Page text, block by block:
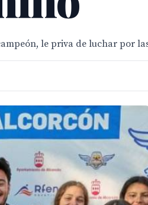
le priva de luchar por